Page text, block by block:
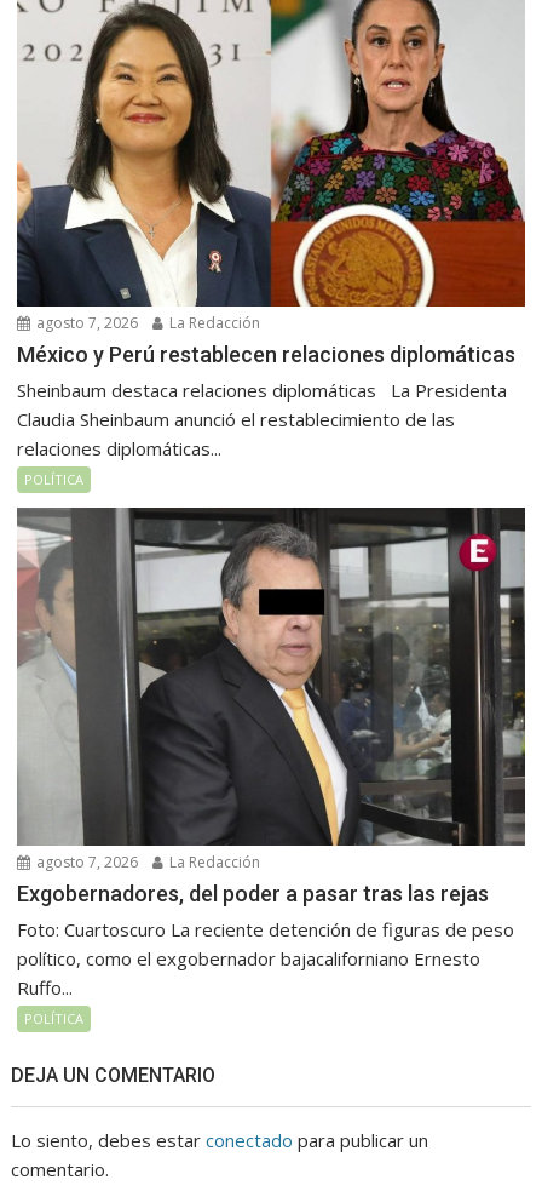
agosto 7, 2026 La Redacción
México y Perú restablecen relaciones diplomáticas
Sheinbaum destaca relaciones diplomáticas La Presidenta
Claudia Sheinbaum anunció el restablecimiento de las
relaciones diplomáticas...
POLÍTICA
agosto 7, 2026 La Redacción
Exgobernadores, del poder a pasar tras las rejas
Foto: Cuartoscuro La reciente detención de figuras de peso
político, como el exgobernador bajacaliforniano Ernesto
Ruffo...
POLÍTICA
DEJA UN COMENTARIO
Lo siento, debes estarconectado para publicar un
comentario.